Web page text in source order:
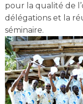
pour la qualité de
délégations et la
séminaire.